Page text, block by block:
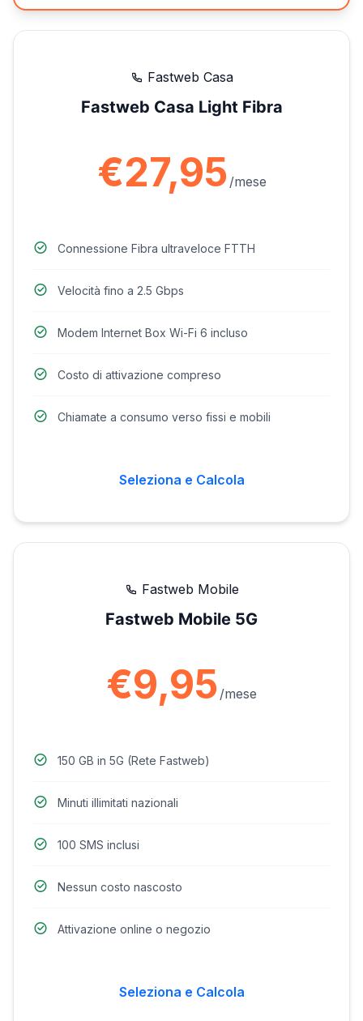
Fastweb Casa
Fastweb Casa Light Fibra
€27,95 /mese
Connessione Fibra ultraveloce FTTH
Velocità fino a 2.5 Gbps
Modem Internet Box Wi-Fi 6 incluso
Costo di attivazione compreso
Chiamate a consumo verso fissi e mobili
Seleziona e Calcola
Fastweb Mobile
Fastweb Mobile 5G
€9,95 /mese
150 GB in 5G (Rete Fastweb)
Minuti illimitati nazionali
100 SMS inclusi
Nessun costo nascosto
Attivazione online o negozio
Seleziona e Calcola